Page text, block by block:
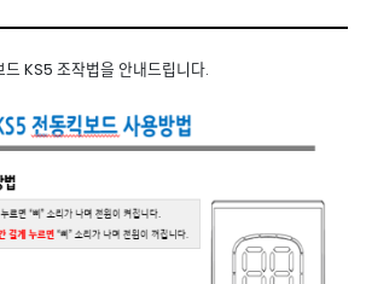
KS5 조작법을 안내드립니다.